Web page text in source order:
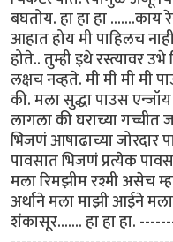
बघतोय. हा हा हा
आहात होय मी पाहिलच
होते.. तुम्ही इथे रस्त्यावर
लक्षच नव्हते. मी मी मी मी
की. मला सुद्धा पाउस
लागला की घराच्या
भिजणं आषाढाच्या जोरदार
पावसात भिजणं प्रत्येक
मला रिमझीम रश्मी असेच
अर्थाने मला माझी आईने
शंकासूर....... हा हा हा.